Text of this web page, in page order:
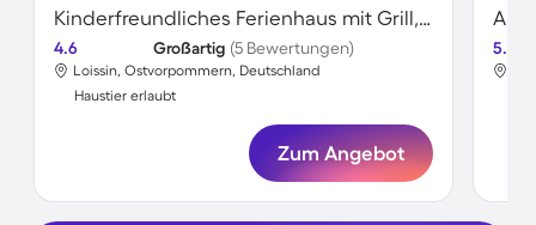
Kinderfreundliches Ferienhaus mit Grill, Terrasse und Garten | Haustiere sind willkommen
4.6 Großartig (5 Bewertungen)
Loissin, Ostvorpommern, Deutschland
Haustier erlaubt
Zum Angebot
5.0